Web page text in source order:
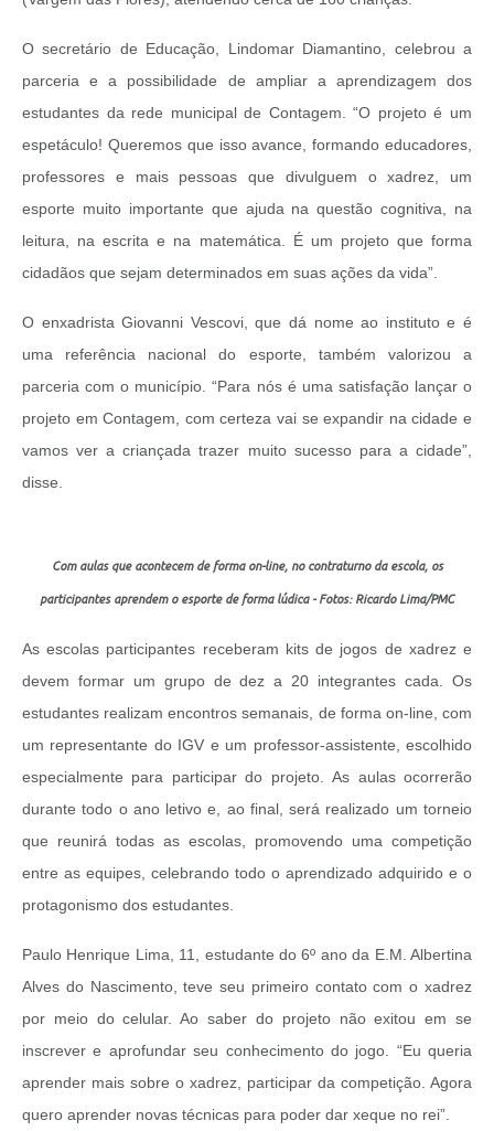
O secretário de Educação, Lindomar Diamantino, celebrou a
parceria e a possibilidade de ampliar a aprendizagem dos
estudantes da rede municipal de Contagem. “O projeto é um
espetáculo! Queremos que isso avance, formando educadores,
professores e mais pessoas que divulguem o xadrez, um
esporte muito importante que ajuda na questão cognitiva, na
leitura, na escrita e na matemática. É um projeto que forma
cidadãos que sejam determinados em suas ações da vida”.
O enxadrista Giovanni Vescovi, que dá nome ao instituto e é
uma referência nacional do esporte, também valorizou a
parceria com o município. “Para nós é uma satisfação lançar o
projeto em Contagem, com certeza vai se expandir na cidade e
vamos ver a criançada trazer muito sucesso para a cidade”,
disse.
Com aulas que acontecem de forma on-line, no contraturno da escola, os
participantes aprendem o esporte de forma lúdica - Fotos: Ricardo Lima/PMC
As escolas participantes receberam kits de jogos de xadrez e
devem formar um grupo de dez a 20 integrantes cada. Os
estudantes realizam encontros semanais, de forma on-line, com
um representante do IGV e um professor-assistente, escolhido
especialmente para participar do projeto.As aulas ocorrerão
durante todo o ano letivo e, ao final, será realizado um torneio
que reunirá todas as escolas, promovendo uma competição
entre as equipes, celebrando todo o aprendizado adquirido e o
protagonismo dos estudantes.
Paulo Henrique Lima, 11, estudante do 6º ano da E.M. Albertina
Alves do Nascimento, teve seu primeiro contato com o xadrez
por meio do celular. Ao saber do projeto não exitou em se
inscrever e aprofundar seu conhecimento do jogo. “Eu queria
aprender mais sobre o xadrez, participar da competição. Agora
quero aprender novas técnicas para poder dar xeque no rei”.